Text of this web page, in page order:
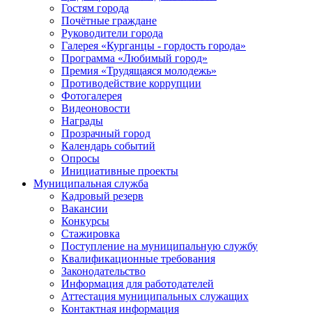
Гостям города
Почётные граждане
Руководители города
Галерея «Курганцы - гордость города»
Программа «Любимый город»
Премия «Трудящаяся молодежь»
Противодействие коррупции
Фотогалерея
Видеоновости
Награды
Прозрачный город
Календарь событий
Опросы
Инициативные проекты
Муниципальная служба
Кадровый резерв
Вакансии
Конкурсы
Стажировка
Поступление на муниципальную службу
Квалификационные требования
Законодательство
Информация для работодателей
Аттестация муниципальных служащих
Контактная информация